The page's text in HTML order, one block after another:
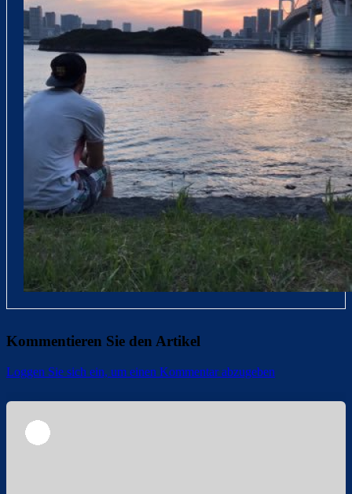
Kommentieren Sie den Artikel
Loggen Sie sich ein, um einen Kommentar abzugeben